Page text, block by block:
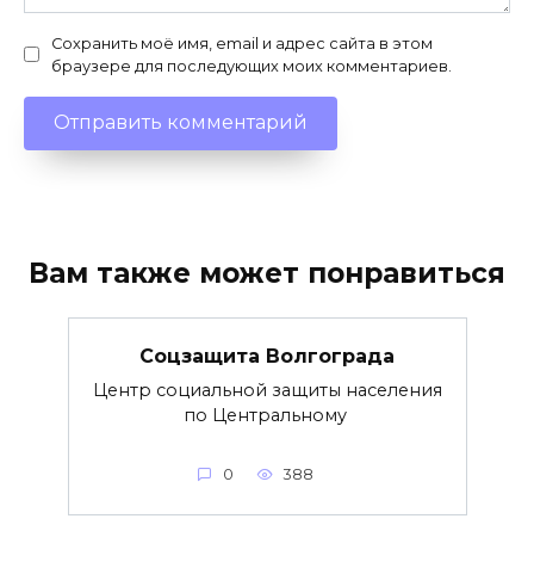
Сохранить моё имя, email и адрес сайта в этом
браузере для последующих моих комментариев.
Вам также может понравиться
Соцзащита Волгограда
Центр социальной защиты населения
по Центральному
0 388